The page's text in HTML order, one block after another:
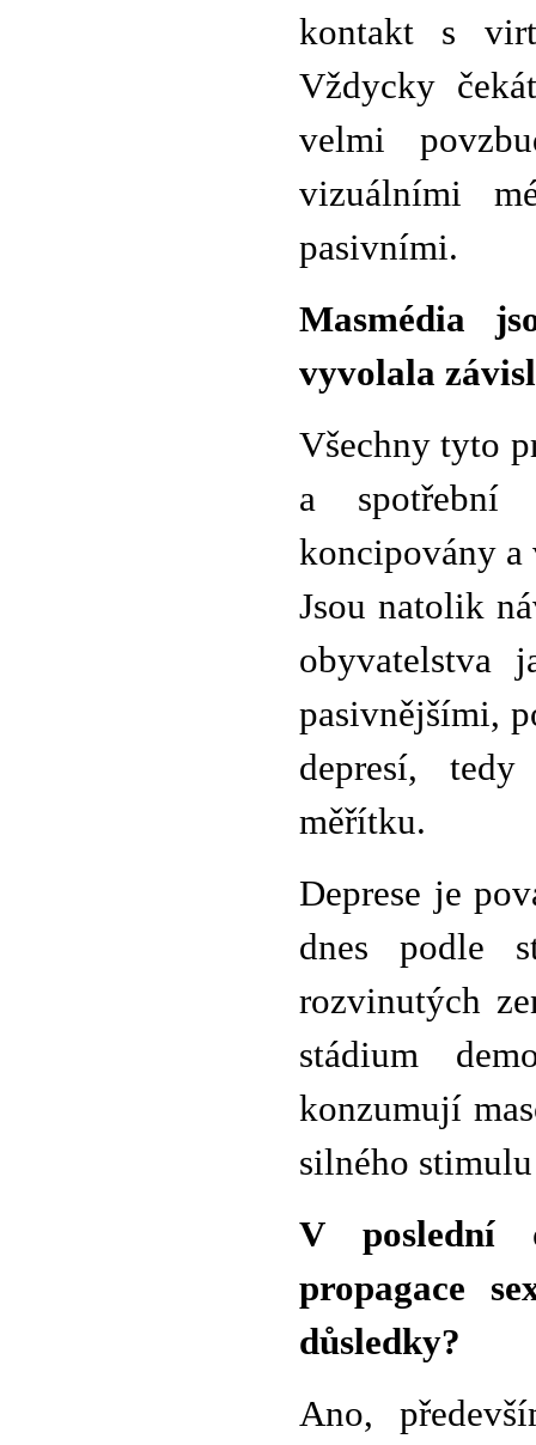
kontakt s
Vždycky
velmi
vizuálními
pasivními.
Masmédia
vyvolala
Všechny tyto
a spotřební
koncipovány a
Jsou natolik
obyvatelstva
pasivnějšími,
depresí,
měřítku.
Deprese je
dnes podle
rozvinutých
stádium
konzumují
silného
V poslední
propagace
důsledky?
Ano,